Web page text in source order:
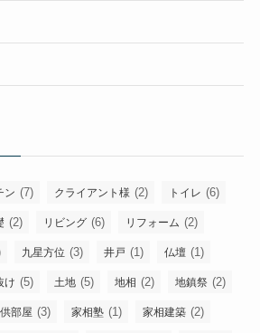
ン (7) クライアント様 (2) トイレ (6)
(2) リビング (6) リフォーム (2)
九星方位 (3) 井戸 (1) 仏壇 (1)
け (5) 土地 (5) 地相 (2) 地鎮祭 (2)
部屋 (3) 家相塾 (1) 家相建築 (2)